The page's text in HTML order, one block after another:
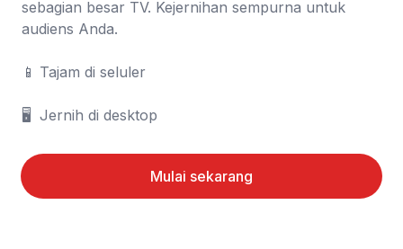
sebagian besar TV. Kejernihan sempurna untuk
audiens Anda.
📱	Tajam di seluler
🖥️	Jernih di desktop
Mulai sekarang